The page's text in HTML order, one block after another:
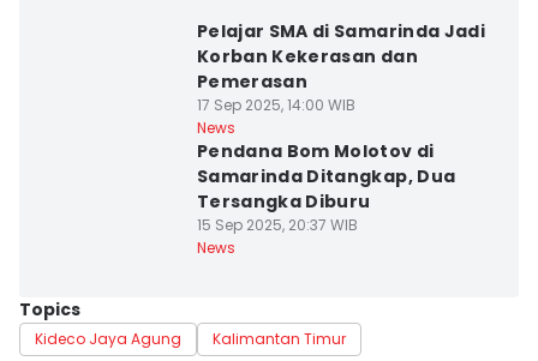
Pelajar SMA di Samarinda Jadi
Korban Kekerasan dan
Pemerasan
17 Sep 2025, 14:00 WIB
News
Pendana Bom Molotov di
Samarinda Ditangkap, Dua
Tersangka Diburu
15 Sep 2025, 20:37 WIB
News
Topics
Kideco Jaya Agung Kalimantan Timur